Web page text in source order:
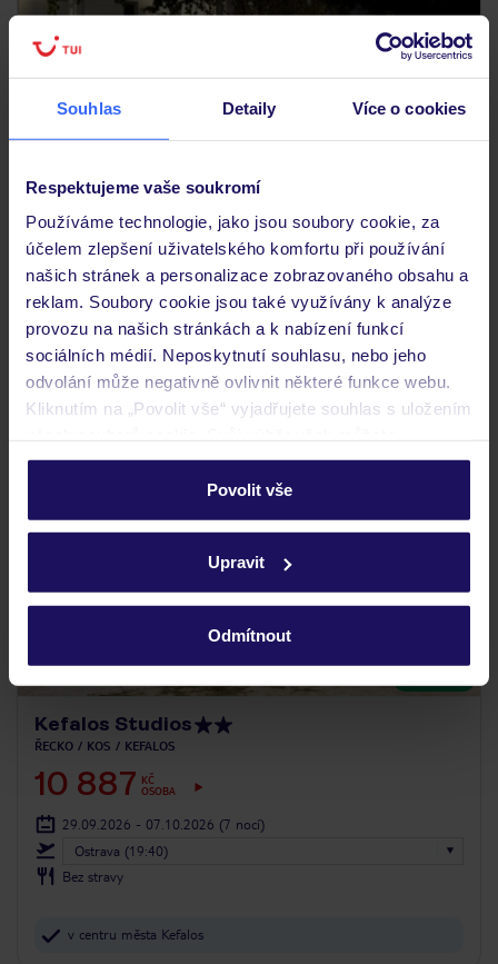
Souhlas Detaily Více o cookies
Respektujeme vaše soukromí
Používáme technologie, jako jsou soubory cookie, za
účelem zlepšení uživatelského komfortu při používání
našich stránek a personalizace zobrazovaného obsahu a
reklam. Soubory cookie jsou také využívány k analýze
provozu na našich stránkách a k nabízení funkcí
sociálních médií. Neposkytnutí souhlasu, nebo jeho
odvolání může negativně ovlivnit některé funkce webu.
Kliknutím na „Povolit vše“ vyjadřujete souhlas s uložením
personalizovat v sekci „Personalizace“.
Podrobné informace o souborech cookie naleznete v
ochrany osobních údajů.
Povolit vše
Upravit
Odmítnout
Stenna Apartments
10 794
KČ
29.09.2026 - 07.10.2026 (7 nocí)
Ostrava (19:40)
Bez stravy
3.8/5
Kefalos Studios
ŘECKO KOS KEFALOS
10 887 KČ
OSOBA
29.09.2026 - 07.10.2026 (7 nocí)
Ostrava (19:40)
Bez stravy
v centru města Kefalos